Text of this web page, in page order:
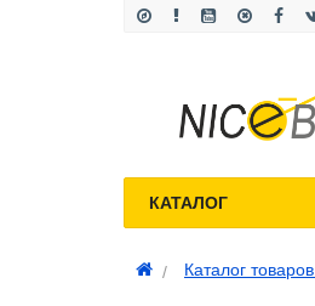
КАТАЛОГ
Каталог товаров